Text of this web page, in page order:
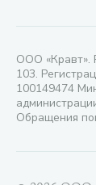
ООО «Кравт».
103.
100149474
Обращения